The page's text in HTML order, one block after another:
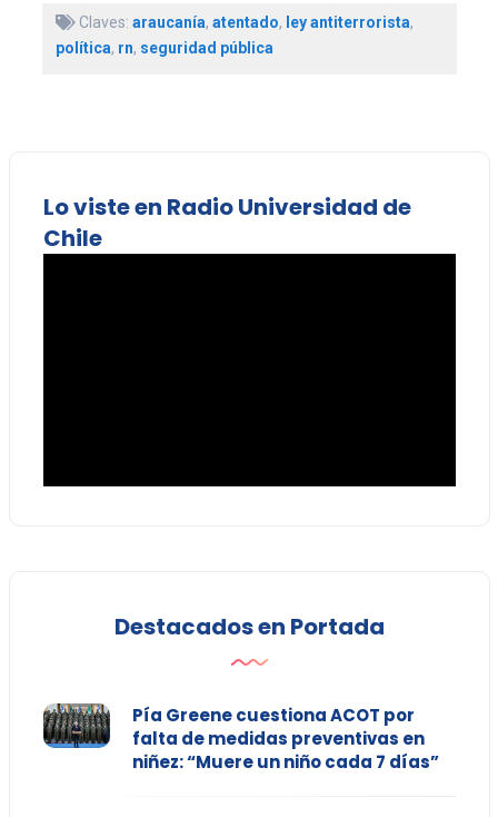
Claves: araucanía, atentado, ley antiterrorista,
política, rn, seguridad pública
Lo viste en Radio Universidad de
Chile
Destacados en Portada
Pía Greene cuestiona ACOT por
falta de medidas preventivas en
niñez: “Muere un niño cada 7 días”